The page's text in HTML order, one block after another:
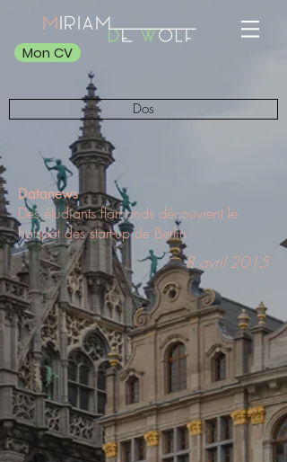
Mon CV
Dos
Datanews
Des étudiants flamands découvrent le
hotspot des start-up de Berlin
8 avril 2015